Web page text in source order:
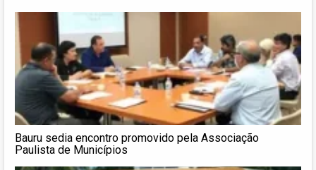
Bauru sedia encontro promovido pela Associação
Paulista de Municípios